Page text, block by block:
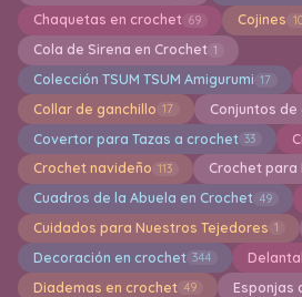
Chaquetas en crochet 69 Cojines
Cola de Sirena en Crochet 1
Colección TSUM TSUM Amigurumi 17
Collar de ganchillo 17 Conjuntos de
Covertor para Tazas a crochet 33
Crochet navideño 113 Crochet para
Cuadros de la Abuela en Crochet 49
Cuidados para Nuestros Tejedores 1
Decoración en crochet 344
Diademas en crochet 49 Esponjas